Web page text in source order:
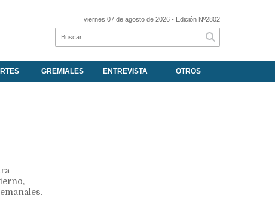
viernes 07 de agosto de 2026 - Edición Nº2802
GREMIALES ENTREVISTA OTROS